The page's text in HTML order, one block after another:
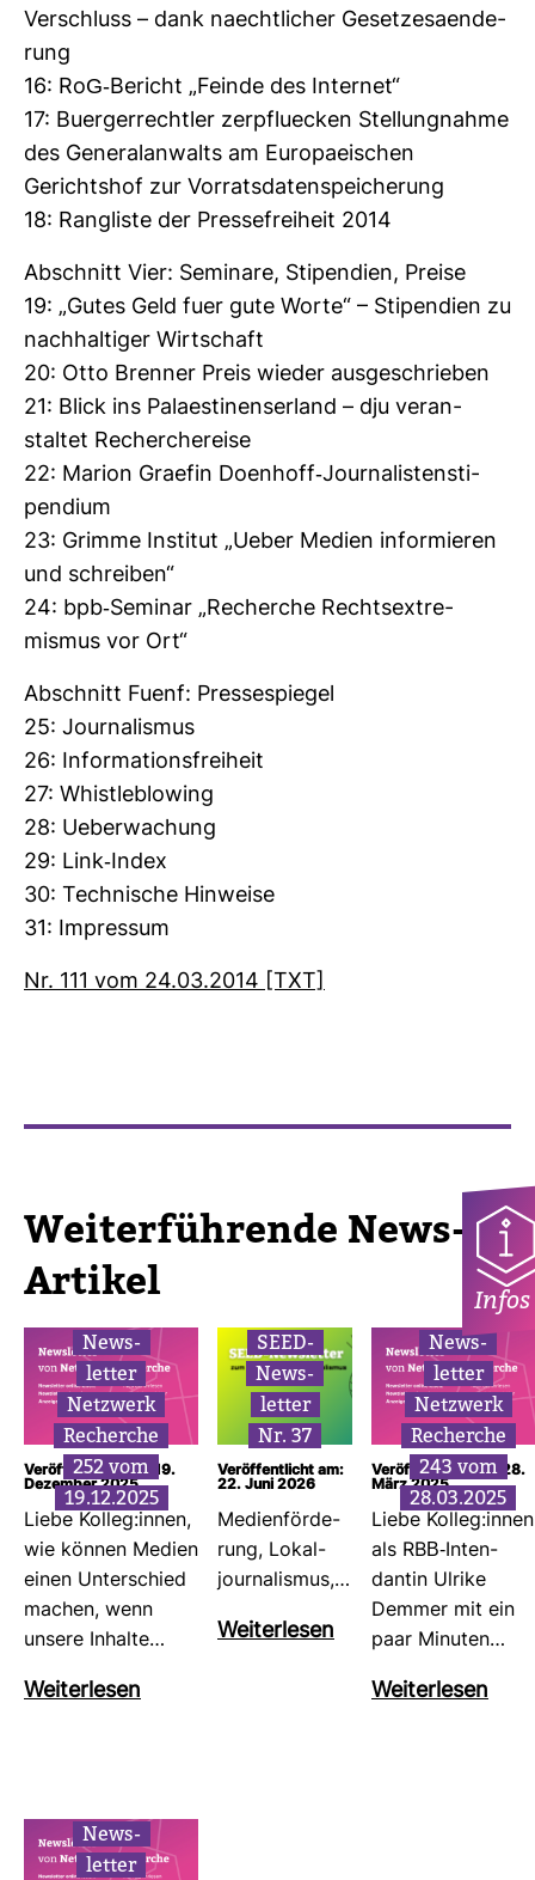
Ver­schluss – dank naecht­li­cher Geset­zes­aen­de­
rung
16: RoG-​Bericht „Feinde des Internet“
17: Buer­ger­rechtler zer­pflu­ecken Stel­lung­nahme
des Gene­ral­an­walts am Euro­pa­ei­schen
Gerichtshof zur Vor­rats­da­ten­spei­che­rung
18: Rang­liste der Pres­se­frei­heit 2014
Abschnitt Vier: Semi­nare, Sti­pen­dien, Preise
19: „Gutes Geld fuer gute Worte“ – Sti­pen­dien zu
nach­hal­tiger Wirt­schaft
20: Otto Brenner Preis wieder aus­ge­schrieben
21: Blick ins Pala­es­ti­nen­ser­land – dju ver­an­
staltet Recher­che­reise
22: Marion Graefin Doen­hoff-​Jour­na­lis­ten­sti­
pen­dium
23: Grimme Institut „Ueber Medien infor­mieren
und schreiben“
24: bpb-​Seminar „Recherche Rechts­ex­tre­
mismus vor Ort“
Abschnitt Fuenf: Pres­se­spiegel
25: Jour­na­lismus
26: Infor­ma­ti­ons­frei­heit
27: Whist­le­blo­wing
28: Ueber­wa­chung
29: Link-​Index
30: Tech­ni­sche Hin­weise
31: Impressum
Nr. 111 vom 24.03.2014 [TXT]
Wei­ter­füh­rende News-​
Artikel
News­
letter
Netz­werk
Recherche
252 vom
19.12.2025
Veröffentlicht am: 19.
Dezember 2025
Liebe Kolleg:innen,
wie können Medien
einen Unter­schied
machen, wenn
unsere Inhalte…
Wei­ter­lesen
SEED-​
News­
letter
Nr. 37
Veröffentlicht am:
22. Juni 2026
Medi­en­för­de­
rung, Lokal­
jour­na­lismus,…
Wei­ter­lesen
News­
letter
Netz­werk
Recherche
243 vom
28.03.2025
Veröffentlicht am: 28.
März 2025
Liebe
als RBB-​Inten­
dantin Ulrike
Demmer mit ein
paar Minuten…
Wei­ter­lesen
News­
letter
Infos